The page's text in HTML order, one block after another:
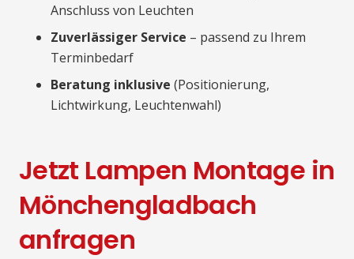
Anschluss von Leuchten
Zuverlässiger Service – passend zu Ihrem
Terminbedarf
Beratung inklusive (Positionierung,
Lichtwirkung, Leuchtenwahl)
Jetzt Lampen Montage in
Mönchengladbach
anfragen